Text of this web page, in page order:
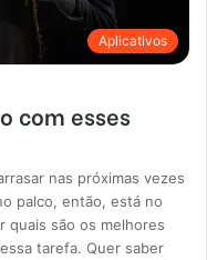
Aplicativos
com esses
nas próximas vezes
palco, então, está no
quais são os melhores
tarefa. Quer saber